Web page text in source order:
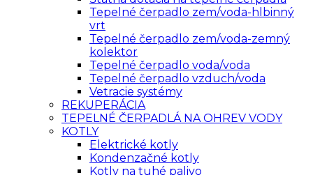
Tepelné čerpadlo zem/voda-hlbinný
vrt
Tepelné čerpadlo zem/voda-zemný
kolektor
Tepelné čerpadlo voda/voda
Tepelné čerpadlo vzduch/voda
Vetracie systémy
REKUPERÁCIA
TEPELNÉ ČERPADLÁ NA OHREV VODY
KOTLY
Elektrické kotly
Kondenzačné kotly
Kotly na tuhé palivo